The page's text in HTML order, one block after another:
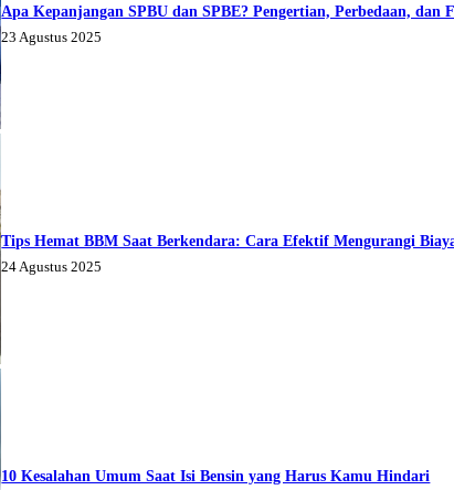
Apa Kepanjangan SPBU dan SPBE? Pengertian, Perbedaan, dan
23 Agustus 2025
Tips Hemat BBM Saat Berkendara: Cara Efektif Mengurangi
24 Agustus 2025
10 Kesalahan Umum Saat Isi Bensin yang Harus Kamu Hindari